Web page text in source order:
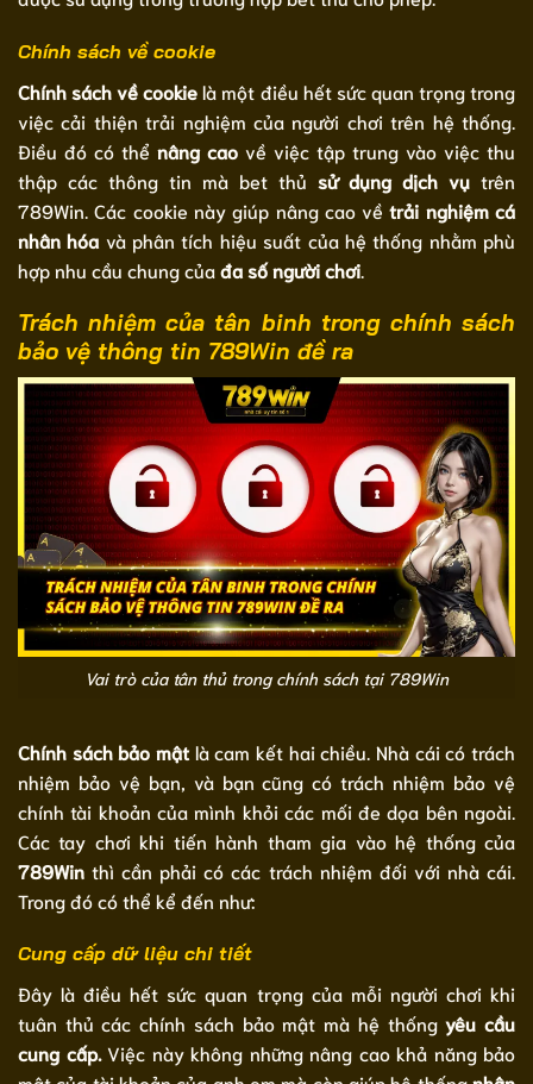
Chính sách về cookie
Chính sách về cookielà một điều hết sức quan trọng trong
việc cải thiện trải nghiệm của người chơi trên hệ thống.
Điều đó có thể nâng cao về việc tập trung vào việc thu
thập các thông tin mà bet thủ sử dụng dịch vụ trên
789Win. Các cookie này giúp nâng cao vềtrải nghiệm cá
nhân hóa và phân tích hiệu suất của hệ thống nhằm phù
hợp nhu cầu chung củađa số người chơi
Trách nhiệm của tân binh trong chính sách
bảo vệ thông tin 789Win đề ra
Vai trò của tân thủ trong chính sách tại 789Win
Chính sách bảo mật là cam kết hai chiều. Nhà cái có trách
nhiệm bảo vệ bạn, và bạn cũng có trách nhiệm bảo vệ
chính tài khoản của mình khỏi các mối đe dọa bên ngoài.
Các tay chơi khi tiến hành tham gia vào hệ thống của
789Win thì cần phải có các trách nhiệm đối với nhà cái.
Trong đó có thể kể đến như:
Cung cấp dữ liệu chi tiết
Đây là điều hết sức quan trọng của mỗi người chơi khi
tuân thủ các chính sách bảo mật mà hệ thốngyêu cầu
cung cấp.Việc này không những nâng cao khả năng bảo